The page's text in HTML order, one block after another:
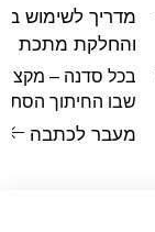
מדריך לשימוש
והחלקת מתכת
בכל סדנה –
שבו החיתוך
באמת גמורה.
מעבר לכתבה